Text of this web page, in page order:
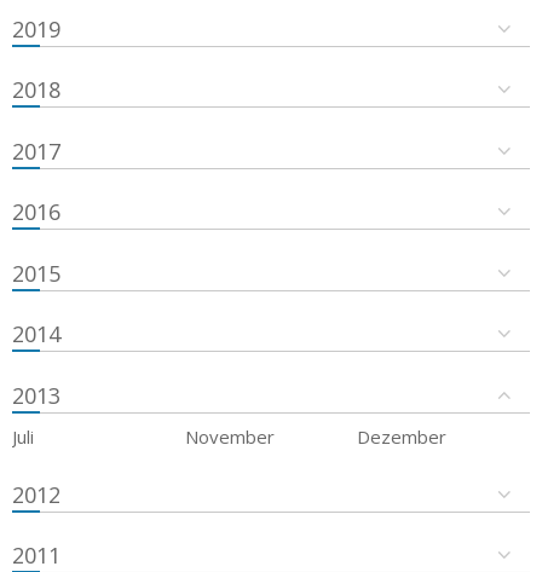
2019
2018
2017
2016
2015
2014
2013
Juli November Dezember
2012
2011